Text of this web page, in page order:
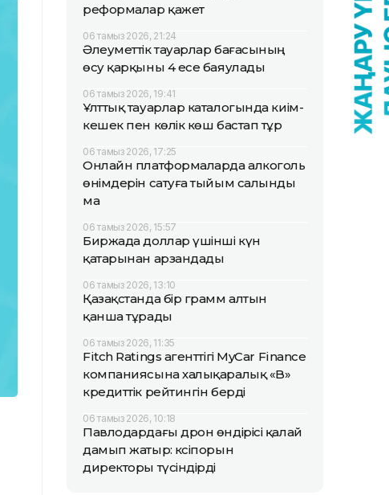
реформалар қажет
06 тамыз 2026, 21:24
Әлеуметтік тауарлар бағасының
өсу қарқыны 4 есе баяулады
06 тамыз 2026, 19:41
Ұлттық тауарлар каталогында киім-
кешек пен көлік көш бастап тұр
06 тамыз 2026, 17:25
Онлайн платформаларда алкоголь
өнімдерін сатуға тыйым салынды
ма
06 тамыз 2026, 15:57
Биржада доллар үшінші күн
қатарынан арзандады
06 тамыз 2026, 13:10
Қазақстанда бір грамм алтын
қанша тұрады
06 тамыз 2026, 11:35
Fitch Ratings агенттігі MyCar Finance
компаниясына халықаралық «B»
кредиттік рейтингін берді
06 тамыз 2026, 10:18
Павлодардағы дрон өндірісі қалай
дамып жатыр: кәсіпорын
директоры түсіндірді